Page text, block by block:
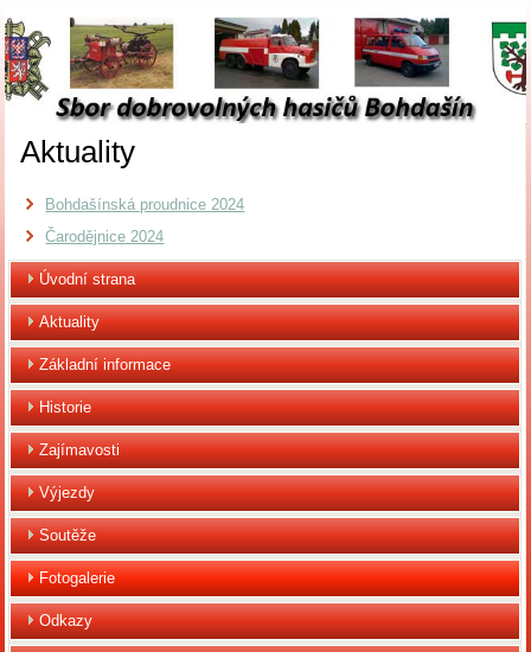
Aktuality
Bohdašínská proudnice 2024
Čarodějnice 2024
Úvodní strana
Aktuality
Základní informace
Historie
Zajímavosti
Výjezdy
Soutěže
Fotogalerie
Odkazy